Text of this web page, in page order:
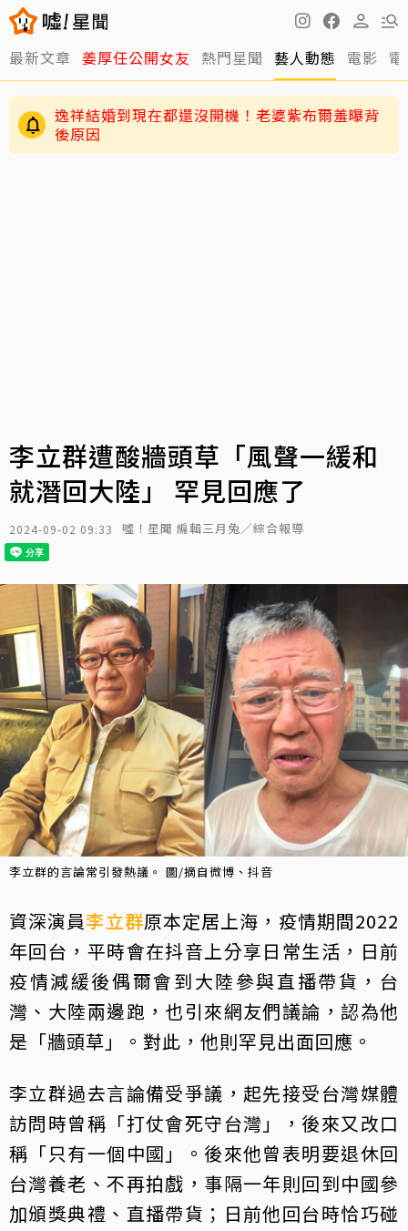
最新文章 姜厚任公開女友 熱門星聞 藝人動態 電影
逸祥結婚到現在都還沒開機！老婆紫布爾羞曝背
後原因
李立群遭酸牆頭草「風聲一緩和
就潛回大陸」 罕見回應了
2024-09-02 09:33 噓！星聞 編輯三月兔／綜合報導
李立群的言論常引發熱議。 圖/摘自微博、抖音
資深演員李立群原本定居上海，疫情期間2022
年回台，平時會在抖音上分享日常生活，日前
疫情減緩後偶爾會到大陸參與直播帶貨，台
灣、大陸兩邊跑，也引來網友們議論，認為他
是「牆頭草」。對此，他則罕見出面回應。
李立群過去言論備受爭議，起先接受台灣媒體
訪問時曾稱「打仗會死守台灣」，後來又改口
稱「只有一個中國」。後來他曾表明要退休回
台灣養老、不再拍戲，事隔一年則回到中國參
加頒獎典禮、直播帶貨；日前他回台時恰巧碰